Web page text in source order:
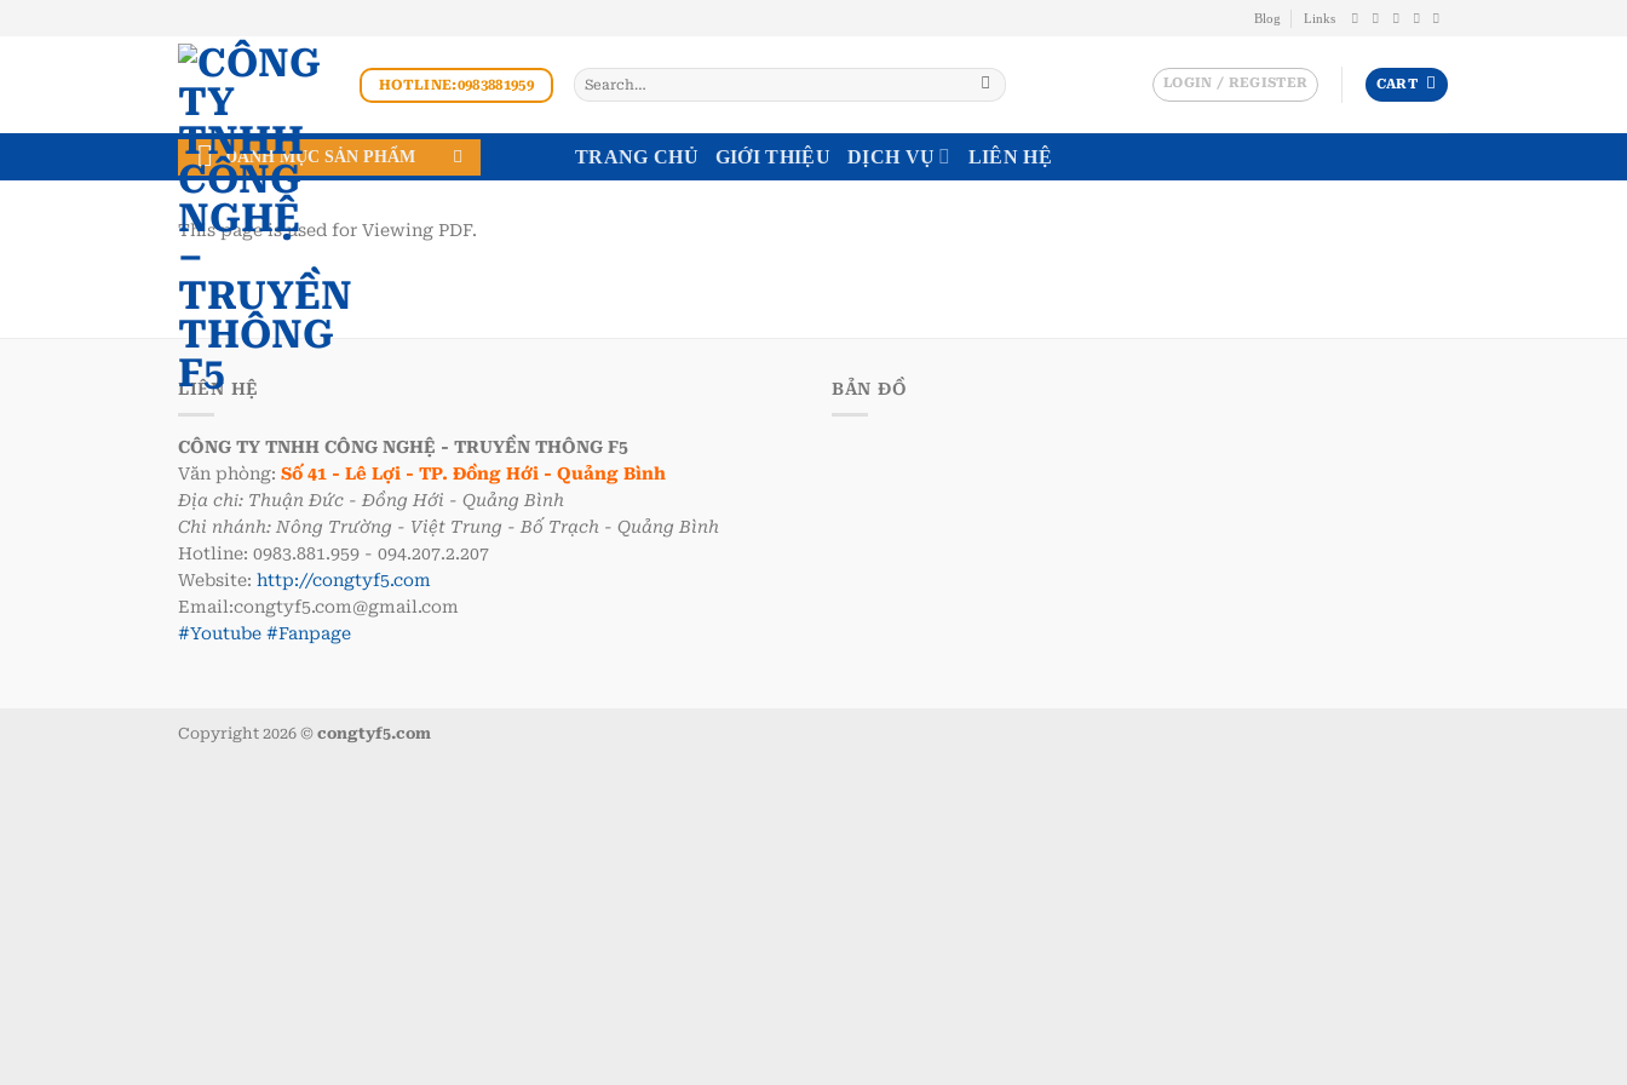
Blog Links
HOTLINE:0983881959
Search
for:
LOGIN / REGISTER CART
DANH MỤC SẢN PHẨM TRANG CHỦ GIỚI THIỆU DỊCH VỤ LIÊN HỆ
This page is used for Viewing PDF.
LIÊN HỆ
CÔNG TY TNHH CÔNG NGHỆ - TRUYỀN THÔNG F5
Văn phòng: Số 41 - Lê Lợi - TP. Đồng Hới - Quảng Bình
Địa chỉ: Thuận Đức - Đồng Hới - Quảng Bình
Chi nhánh: Nông Trường - Việt Trung - Bố Trạch - Quảng Bình
Hotline: 0983.881.959 - 094.207.2.207
Website: http://congtyf5.com
Email:congtyf5.com@gmail.com
#Youtube #Fanpage
BẢN ĐỒ
Copyright 2026 © congtyf5.com